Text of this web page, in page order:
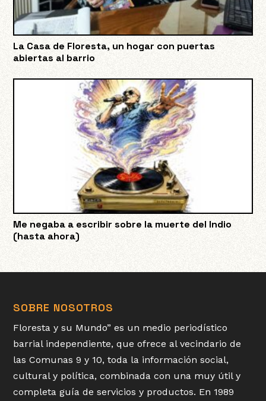
La Casa de Floresta, un hogar con puertas
abiertas al barrio
Me negaba a escribir sobre la muerte del Indio
(hasta ahora)
SOBRE NOSOTROS
Floresta y su Mundo” es un medio periodístico
barrial independiente, que ofrece al vecindario de
las Comunas 9 y 10, toda la información social,
cultural y política, combinada con una muy útil y
completa guía de servicios y productos. En 1989